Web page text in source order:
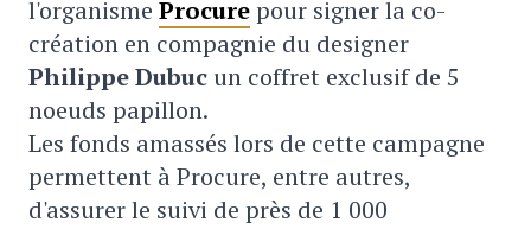
l'organisme Procurepour signer la co-
création en compagnie du designer
Philippe Dubuc un coffret exclusif de 5
noeuds papillon.
Les fonds amassés lors de cette campagne
permettent à Procure, entre autres,
d'assurer le suivi de près de 1 000